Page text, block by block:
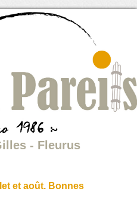
- Fleurus
et août. Bonnes